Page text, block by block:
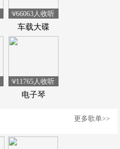
车载大碟
66063人收听
电子琴
11765人收听
更多歌单>>